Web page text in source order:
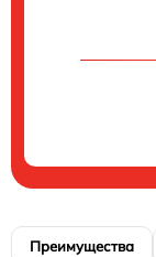
Преимущества